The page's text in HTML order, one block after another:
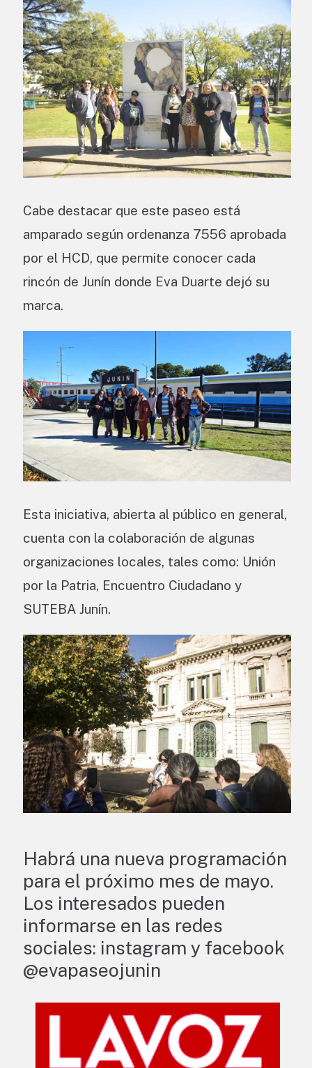
Cabe destacar que este paseo está
amparado según ordenanza 7556 aprobada
por el HCD, que permite conocer cada
rincón de Junín donde Eva Duarte dejó su
marca.
Esta iniciativa, abierta al público en general,
cuenta con la colaboración de algunas
organizaciones locales, tales como: Unión
por la Patria, Encuentro Ciudadano y
SUTEBA Junín.
Habrá una nueva programación
para el próximo mes de mayo.
Los interesados pueden
informarse en las redes
sociales: instagram y facebook
@evapaseojunin